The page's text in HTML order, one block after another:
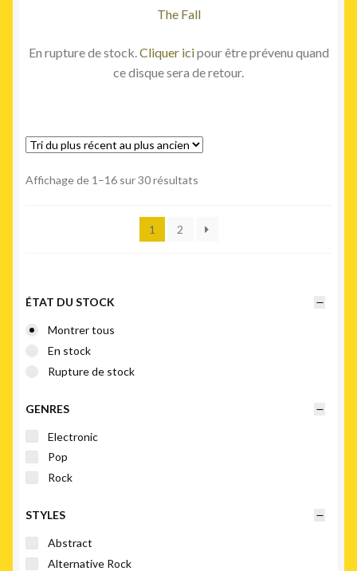
The Fall
En rupture de stock. Cliquer icipour être prévenu quand
ce disque sera de retour.
Affichage de 1–16 sur 30 résultats
récent
1 2
ÉTAT DU STOCK
Montrer tous
En stock
Rupture de stock
GENRES
Electronic
Pop
Rock
STYLES
Abstract
Alternative Rock